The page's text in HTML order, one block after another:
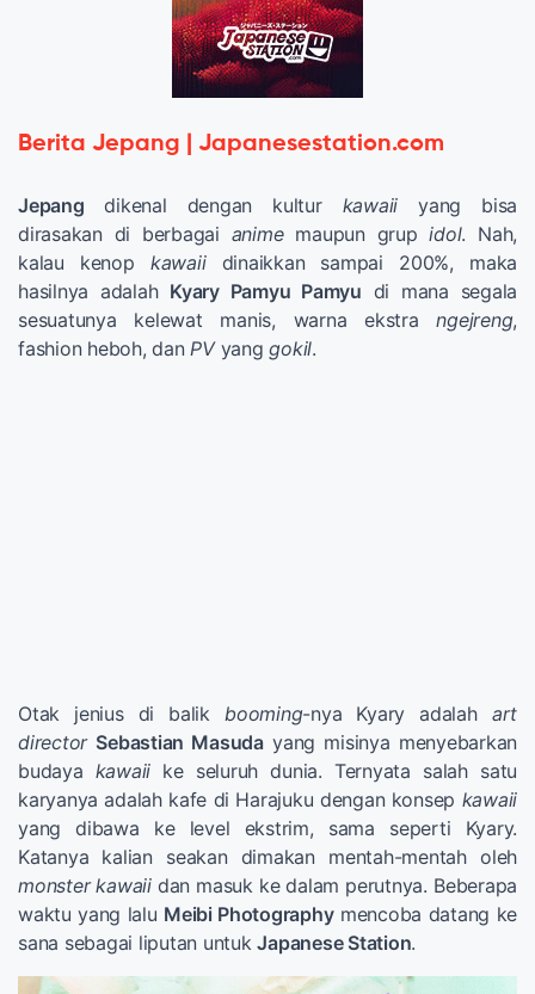
Berita Jepang | Japanesestation.com
Jepang dikenal dengan kultur kawaii yang bisa
dirasakan di berbagai animemaupun grupidol. Nah,
kalau kenop kawaiidinaikkan sampai 200%, maka
hasilnya adalah Kyary Pamyu Pamyu di mana segala
sesuatunya kelewat manis, warna ekstrangejreng,
fashion heboh, dan PVyanggokil.
Otak jenius di balik booming-nya Kyary adalah art
director Sebastian Masudayang misinya menyebarkan
budaya kawaii ke seluruh dunia. Ternyata salah satu
karyanya adalah kafe di Harajuku dengan konsep kawaii
yang dibawa ke level ekstrim, sama seperti Kyary.
Katanya kalian seakan dimakan mentah-mentah oleh
monster kawaiidan masuk ke dalam perutnya. Beberapa
waktu yang lalu Meibi Photographymencoba datang ke
sana sebagai liputan untukJapanese Station.